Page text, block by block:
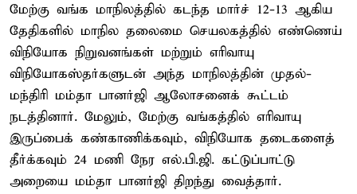
மேற்கு வங்க மாநிலத்தில் கடந்த மார்ச் 12-13 ஆகிய
தேதிகளில் மாநில தலைமை செயலகத்தில் எண்ணெய்
விநியோக நிறுவனங்கள் மற்றும் எரிவாயு
விநியோகஸ்தர்களுடன் அந்த மாநிலத்தின் முதல்-
மந்திரி மம்தா பானர்ஜி ஆலோசனைக் கூட்டம்
நடத்தினார். மேலும், மேற்கு வங்கத்தில் எரிவாயு
இருப்பைக் கண்காணிக்கவும், விநியோக தடைகளைத்
தீர்க்கவும் 24 மணி நேர எல்.பி.ஜி. கட்டுப்பாட்டு
அறையை மம்தா பானர்ஜி திறந்து வைத்தார்.